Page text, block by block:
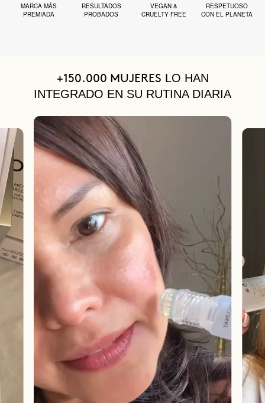
MARCA MÁS
PREMIADA
RESULTADOS
PROBADOS
VEGAN &
CRUELTY FREE
RESPETUOSO
CON EL PLANETA
+150.000 MUJERES LO HAN
INTEGRADO EN SU RUTINA DIARIA